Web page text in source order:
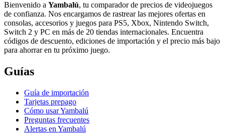
Bienvenido a Yambalú, tu comparador de precios de videojuegos
de confianza. Nos encargamos de rastrear las mejores ofertas en
consolas, accesorios y juegos para PS5, Xbox, Nintendo Switch,
Switch 2 y PC en más de 20 tiendas internacionales. Encuentra
códigos de descuento, ediciones de importación y el precio más bajo
para ahorrar en tu próximo juego.
Guías
Guía de importación
Tarjetas prepago
Cómo usar Yambalú
Preguntas frecuentes
Alertas en Yambalú